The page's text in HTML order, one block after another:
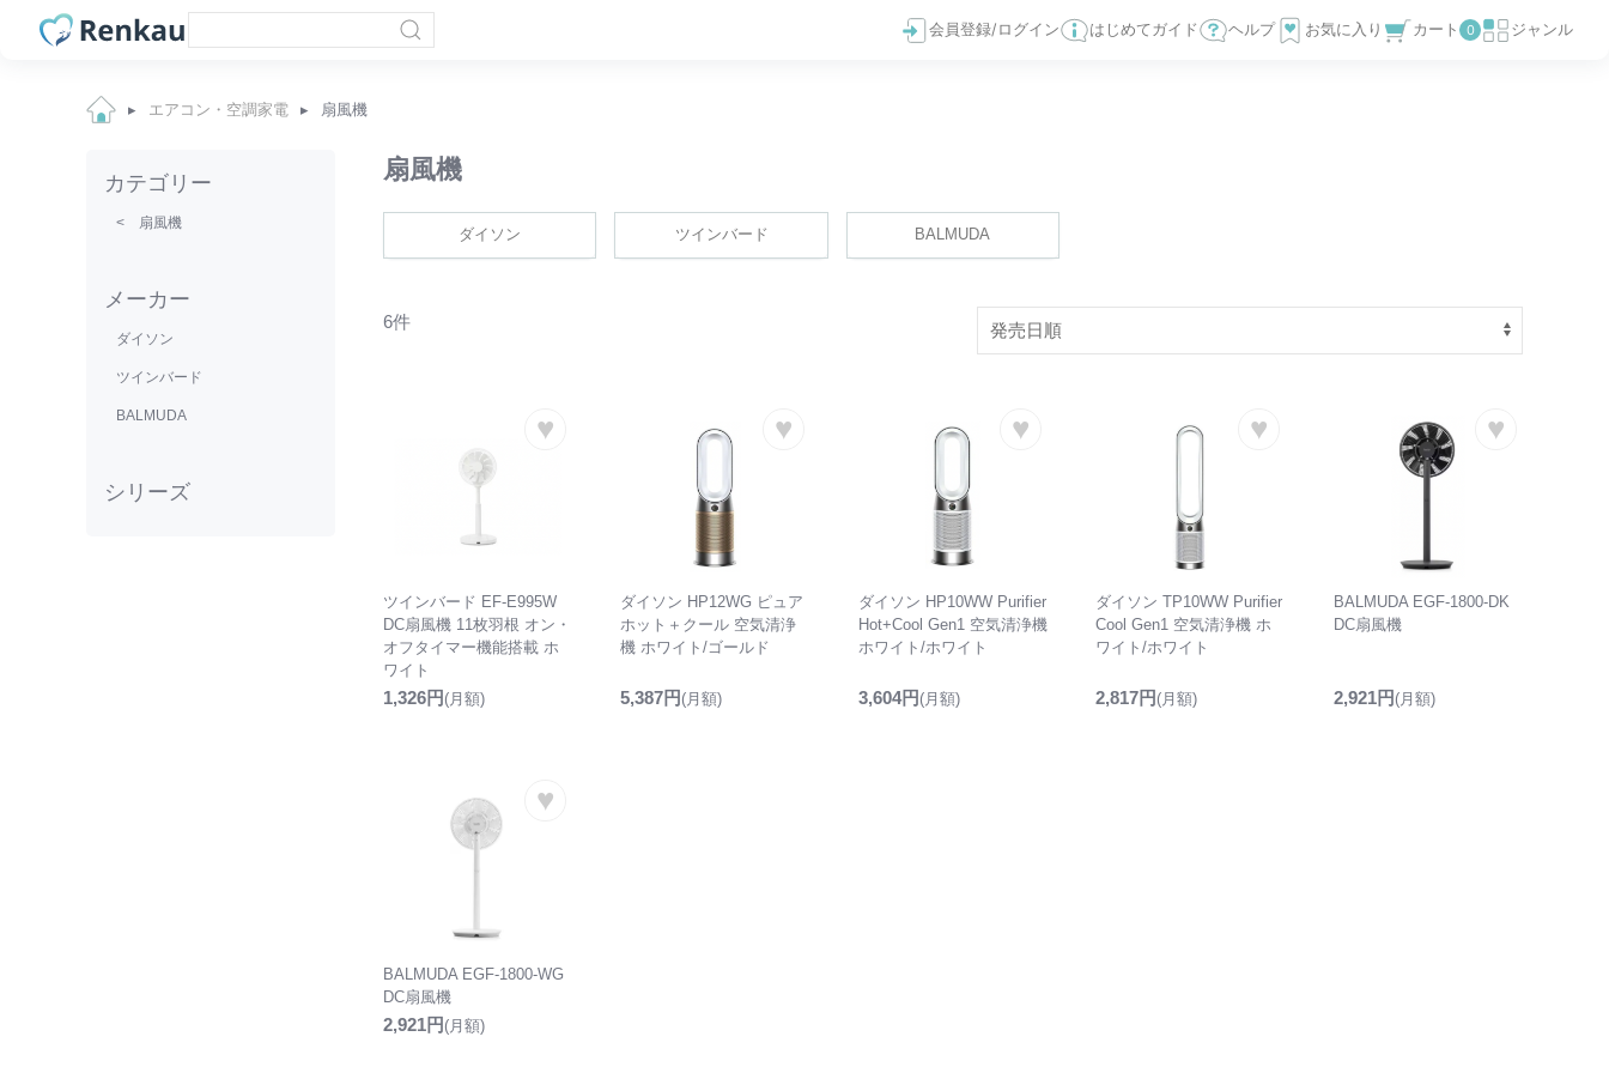
会員登録/ログイン はじめてガイド ヘルプ お気に入り カート 0 ジャンル
エアコン・空調家電 扇風機
カテゴリー
< 扇風機
メーカー
ダイソン
ツインバード
BALMUDA
シリーズ
扇風機
ダイソン ツインバード BALMUDA
6件
♥
ツインバード EF-E995W
DC扇風機 11枚羽根 オン・
オフタイマー機能搭載 ホ
ワイト
1,326円(月額)
♥
ダイソン HP12WG ピュア
ホット＋クール 空気清浄
機 ホワイト/ゴールド
5,387円(月額)
♥
ダイソン HP10WW Purifier
Hot+Cool Gen1 空気清浄機
ホワイト/ホワイト
3,604円(月額)
♥
ダイソン TP10WW Purifier
Cool Gen1 空気清浄機 ホ
ワイト/ホワイト
2,817円(月額)
♥
BALMUDA EGF-1800-DK
DC扇風機
2,921円(月額)
♥
BALMUDA EGF-1800-WG
DC扇風機
2,921円(月額)